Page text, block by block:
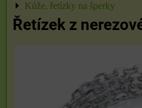
Kůže, řetízky na šperky
Řetízek z